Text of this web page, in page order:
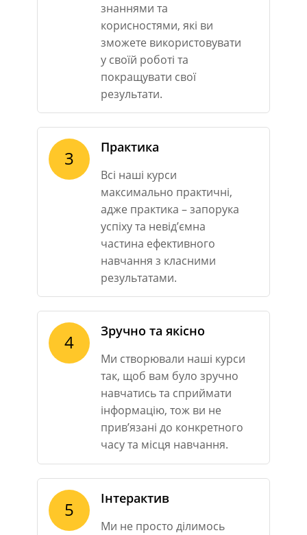
знаннями та
корисностями, які ви
зможете використовувати
у своїй роботі та
покращувати свої
результати.
3 Практика
Всі наші курси
максимально практичні,
адже практика – запорука
успіху та невід’ємна
частина ефективного
навчання з класними
результатами.
4 Зручно та якісно
Ми створювали наші курси
так, щоб вам було зручно
навчатись та сприймати
інформацію, тож ви не
прив’язані до конкретного
часу та місця навчання.
5 Інтерактив
Ми не просто ділимось